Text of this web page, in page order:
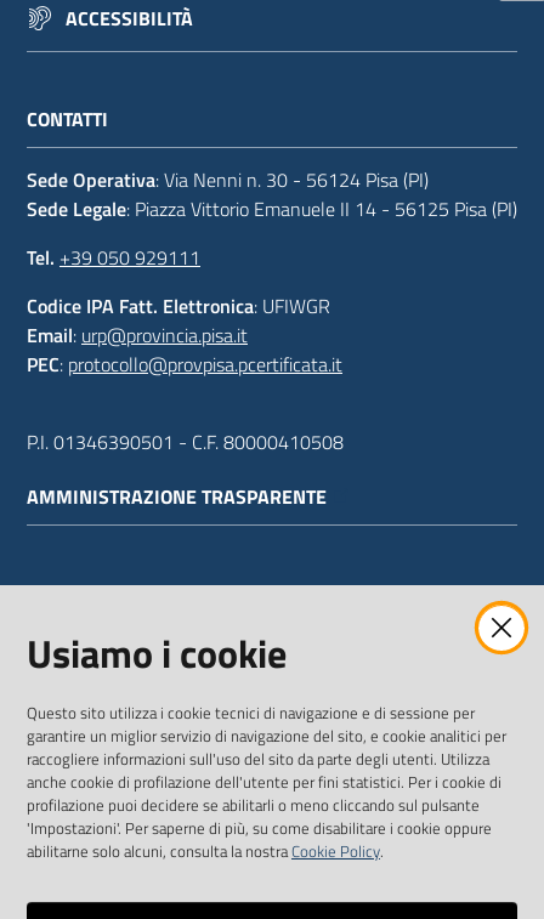
ACCESSIBILITÀ
CONTATTI
Sede Operativa: Via Nenni n. 30 - 56124 Pisa (PI)
Sede Legale: Piazza Vittorio Emanuele II 14 - 56125 Pisa (PI)
Tel. +39 050 929111
Codice IPA Fatt. Elettronica: UFIWGR
Email: urp@provincia.pisa.it
PEC: protocollo@provpisa.pcertificata.it
P.I. 01346390501 - C.F. 80000410508
AMMINISTRAZIONE TRASPARENTE
SEGUICI SU
TwitterFacebookYoutube
Usiamo i cookie
Questo sito utilizza i cookie tecnici di navigazione e di sessione per
garantire un miglior servizio di navigazione del sito, e cookie analitici per
raccogliere informazioni sull'uso del sito da parte degli utenti. Utilizza
anche cookie di profilazione dell'utente per fini statistici. Per i cookie di
profilazione puoi decidere se abilitarli o meno cliccando sul pulsante
'Impostazioni'. Per saperne di più, su come disabilitare i cookie oppure
abilitarne solo alcuni, consulta la nostraCookie Policy.